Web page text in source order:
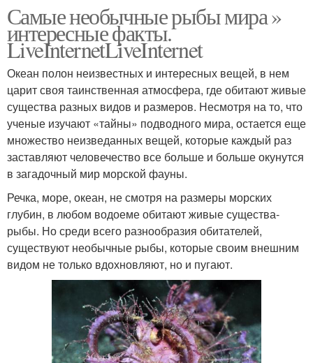
Самые необычные рыбы мира »
интересные факты.
LiveInternetLiveInternet
Океан полон неизвестных и интересных вещей, в нем
царит своя таинственная атмосфера, где обитают живые
существа разных видов и размеров. Несмотря на то, что
ученые изучают «тайны» подводного мира, остается еще
множество неизведанных вещей, которые каждый раз
заставляют человечество все больше и больше окунутся
в загадочный мир морской фауны.
Речка, море, океан, не смотря на размеры морских
глубин, в любом водоеме обитают живые существа-
рыбы. Но среди всего разнообразия обитателей,
существуют необычные рыбы, которые своим внешним
видом не только вдохновляют, но и пугают.